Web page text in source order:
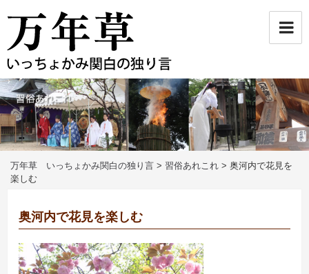
ン
ン
ツ
へ
ス
キ
ッ
プ
万年草 いっちょかみ関白の独り言 > 習俗あれこれ > 奥河内で花見を
楽しむ
奥河内で花見を楽しむ